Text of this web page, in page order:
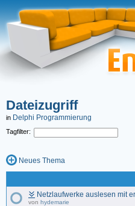
Dateizugriff
in Delphi Programmierung
Tagfilter:
Neues Thema
Netzlaufwerke auslesen mit
von hydemarie